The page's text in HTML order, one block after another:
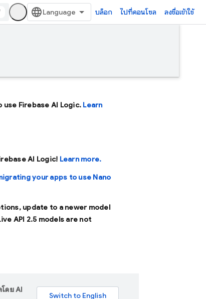
บล็อก ไปที่คอนโซล ลงชื่อเข้าใช้
use Firebase AI Logic. Learn
AI Logic! Learn more.
your apps to use Nano
update to a newer model
API 2.5 models are not
ดย AI